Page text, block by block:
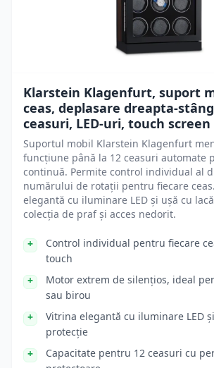
Klarstein Klagenfurt, suport
ceas, deplasare dreapta-
ceasuri, LED-uri, touch screen
Suportul mobil Klarstein Klagenfurt
funcțiune până la 12 ceasuri automate
continuă. Permite control individual al
numărului de rotații pentru fiecare
elegantă cu iluminare LED și ușă cu
colecția de praf și acces nedorit.
Control individual pentru fiecare
touch
Motor extrem de silențios, ideal
sau birou
Vitrina elegantă cu iluminare LED
protecție
Capacitate pentru 12 ceasuri cu